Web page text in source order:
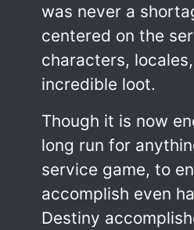
was never a
centered on the
characters,
incredible loot.
Though it is now
long run for
service game, to
accomplish even
Destiny